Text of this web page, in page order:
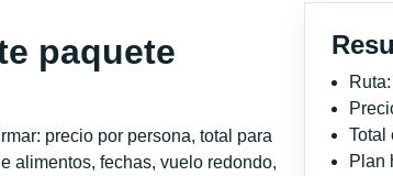
paquete
precio por persona, total para
alimentos, fechas, vuelo redondo,
Total
Plan